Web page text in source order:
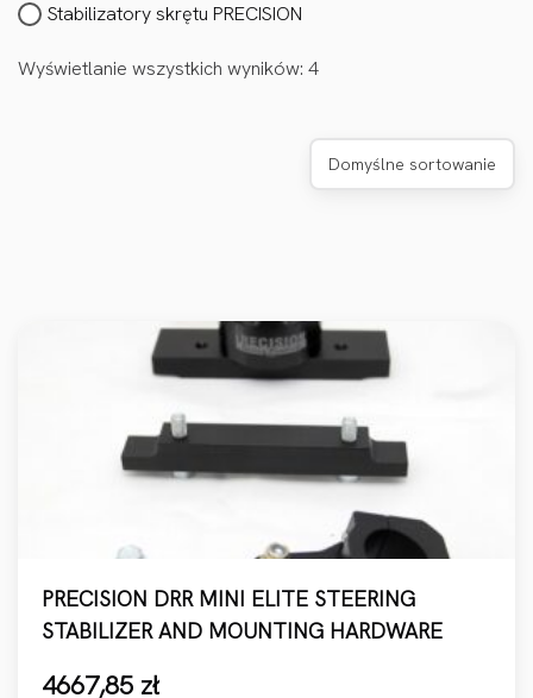
Stabilizatory skrętu PRECISION
Wyświetlanie wszystkich wyników: 4
Domyślne sortowanie
PRECISION DRR MINI ELITE STEERING
STABILIZER AND MOUNTING HARDWARE
4667,85 zł